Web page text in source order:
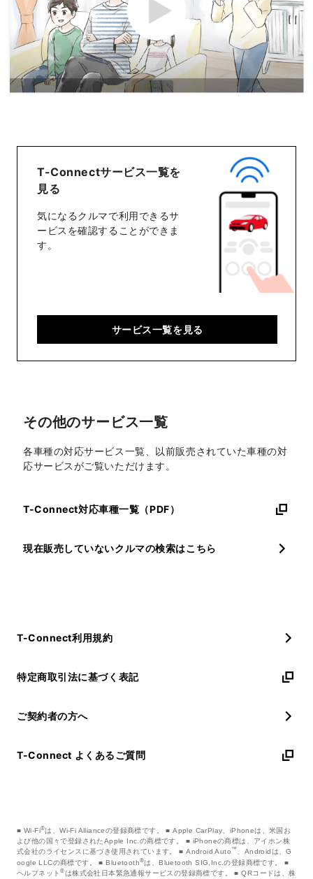
T-Connectサービス一覧を
見る
気になるクルマで利用できるサ
ービスを確認することができま
す。
サービス一覧を見る
その他のサービス一覧
各車種の対応サービス一覧、以前販売されていた車種の対
応サービスがご覧いただけます。
T-Connect対応車種一覧（PDF）
現在販売していないクルマの検索はこちら
T-Connect利用規約
特定商取引法に基づく表記
ご契約者の方へ
T-Connect よくあるご質問
Wi-Fi®は、Wi-Fi Allianceの登録商標です。
Apple CarPlay、iPhoneは、米国お
よび他の国々で登録されたApple Inc.の商標です。
iPhoneの商標は、アイホン株
式会社のライセンスに基づき使用されています。
Android Auto ™ 、Androidは、G
oogle LLCの商標です。
Bluetooth®は、Bluetooth SIG,Inc.の登録商標です。
ヘルプネット®は株式会社日本緊急通報サービスの登録商標です。
QRコードは、株